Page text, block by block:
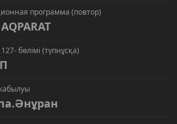
программа (повтор)
бөлімі (түпнұсқа)